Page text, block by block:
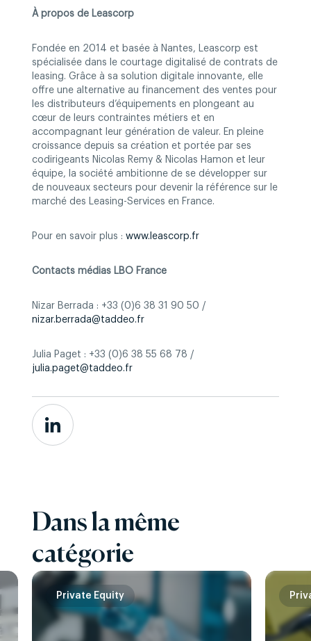
À propos de Leascorp
Fondée en 2014 et basée à Nantes, Leascorp est
spécialisée dans le courtage digitalisé de contrats de
leasing. Grâce à sa solution digitale innovante, elle
offre une alternative au financement des ventes pour
les distributeurs d’équipements en plongeant au
cœur de leurs contraintes métiers et en
accompagnant leur génération de valeur. En pleine
croissance depuis sa création et portée par ses
codirigeants Nicolas Remy & Nicolas Hamon et leur
équipe, la société ambitionne de se développer sur
de nouveaux secteurs pour devenir la référence sur le
marché des Leasing-Services en France.
Pour en savoir plus : www.leascorp.fr
Contacts médias LBO France
Nizar Berrada : +33 (0)6 38 31 90 50 /
nizar.berrada@taddeo.fr
Julia Paget : +33 (0)6 38 55 68 78 /
julia.paget@taddeo.fr
Dans la même
catégorie
Private Equity